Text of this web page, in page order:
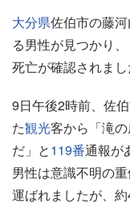
大分県佐伯市の藤
る男性が見つかり
死亡が確認されまし
9日午後2時前、佐
た観光客から「滝
だ」と119番通報が
男性は意識不明の
運ばれましたが、